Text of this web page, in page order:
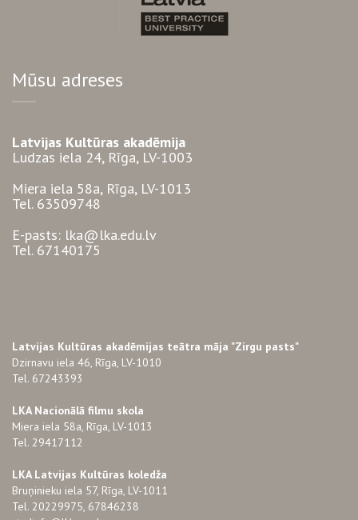
Mūsu adreses
Latvijas Kultūras akadēmija
Ludzas iela 24, Rīga, LV-1003
Miera iela 58a, Rīga, LV-1013
Tel. 63509748
E-pasts: lka@lka.edu.lv
Tel. 67140175
Latvijas Kultūras akadēmijas teātra māja "Zirgu pasts"
Dzirnavu iela 46, Rīga, LV-1010
Tel. 67243393
LKA Nacionālā filmu skola
Miera iela 58a, Rīga, LV-1013
Tel. 29417112
LKA Latvijas Kultūras koledža
Bruņinieku iela 57, Rīga, LV-1011
Tel. 20229975, 67846238